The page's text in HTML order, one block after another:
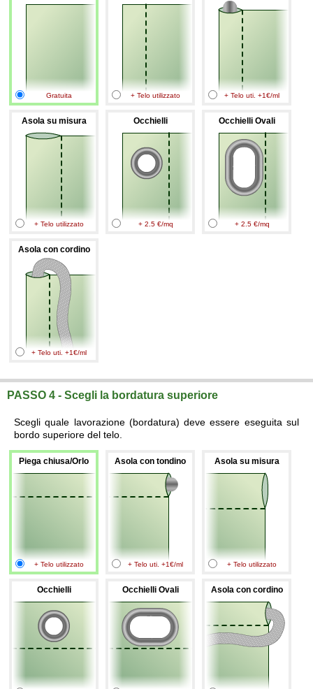
Gratuita + Telo utilizzato + Telo uti. +1€/ml
Asola su misura
+ Telo utilizzato
Occhielli
+ 2.5 €/mq
Occhielli Ovali
+ 2.5 €/mq
Asola con cordino
+ Telo uti. +1€/ml
PASSO 4 - Scegli la bordatura superiore
Scegli quale lavorazione (bordatura) deve essere eseguita sul
bordo superiore del telo.
Piega chiusa/Orlo
+ Telo utilizzato
Asola con tondino
+ Telo uti. +1€/ml
Asola su misura
+ Telo utilizzato
Occhielli Occhielli Ovali Asola con cordino